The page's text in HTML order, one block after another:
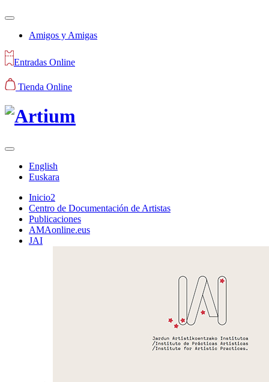
Amigos y Amigas
Entradas Online
Tienda Online
English
Euskara
Inicio2
Centro de Documentación de Artistas
Publicaciones
AMAonline.eus
JAI